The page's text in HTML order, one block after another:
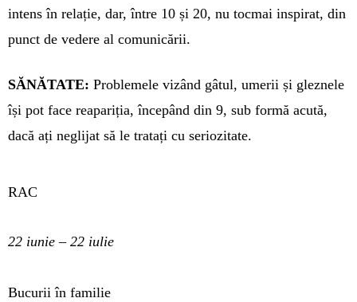
intens în relație, dar, între 10 și 20, nu tocmai ins­pirat, din
punct de vedere al co­municării.
SĂNĂTATE: Problemele vizând gâ­tul, umerii și gleznele
își pot face reapariția, începând din 9, sub formă acută,
dacă ați neglijat să le tratați cu seriozitate.
RAC
22 iunie – 22 iulie
Bucurii în familie